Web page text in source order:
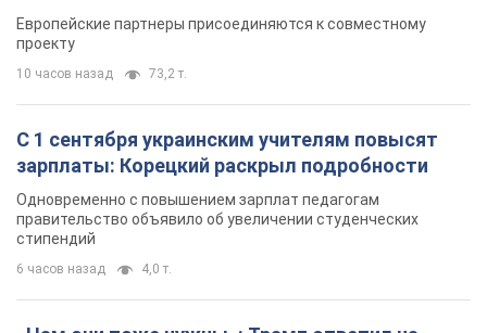
Видео
Европейские партнеры присоединяются к совместному
проекту
10 часов назад 73,2 т.
С 1 сентября украинским учителям повысят
зарплаты: Корецкий раскрыл подробности
Одновременно с повышением зарплат педагогам
правительство объявило об увеличении студенческих
стипендий
6 часов назад 4,0 т.